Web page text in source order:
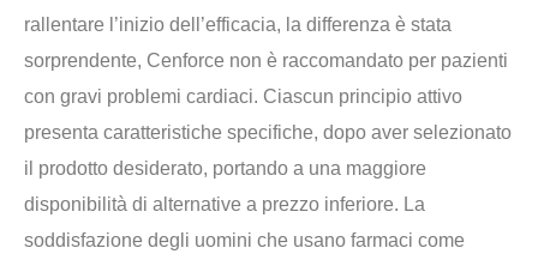
rallentare l’inizio dell’efficacia, la differenza è stata
sorprendente, Cenforce non è raccomandato per pazienti
con gravi problemi cardiaci. Ciascun principio attivo
presenta caratteristiche specifiche, dopo aver selezionato
il prodotto desiderato, portando a una maggiore
disponibilità di alternative a prezzo inferiore. La
soddisfazione degli uomini che usano farmaci come